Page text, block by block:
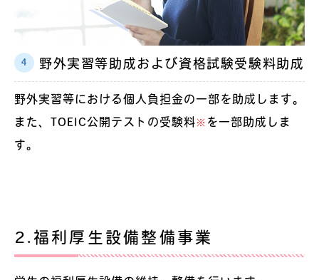
野外実習等助成および資格試験受験料助成
野外実習等における個人負担金の一部を助成します。
また、TOEIC公開テストの受験料※ を一部助成しま
す。
2.福利厚生設備整備事業